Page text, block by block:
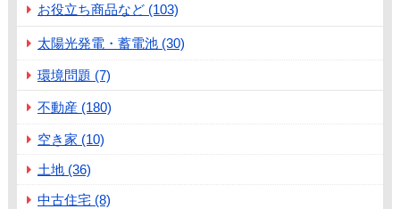
お役立ち商品など (103)
太陽光発電・蓄電池 (30)
環境問題 (7)
不動産 (180)
空き家 (10)
土地 (36)
中古住宅 (8)